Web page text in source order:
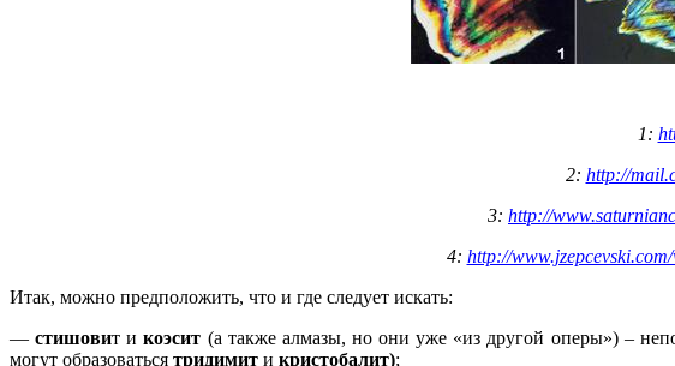
1:
2: http://
3: http://
4: http://
Итак, можно предположить, что и где следует искать:
―стишовит икоэсит (а также алмазы, но они уже «из другой оперы») –
могут образоваться тридимит и кристобалит);